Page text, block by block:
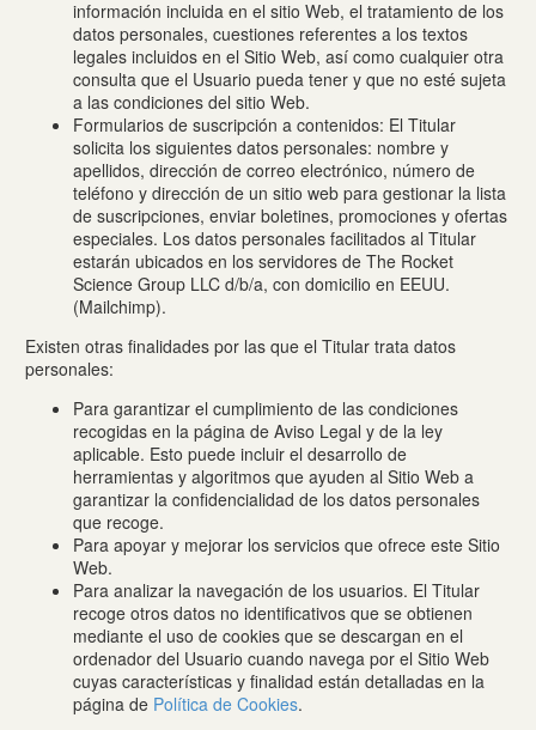
información incluida en el sitio Web, el tratamiento de los
datos personales, cuestiones referentes a los textos
legales incluidos en el Sitio Web, así como cualquier otra
consulta que el Usuario pueda tener y que no esté sujeta
a las condiciones del sitio Web.
Formularios de suscripción a contenidos: El Titular
solicita los siguientes datos personales: nombre y
apellidos, dirección de correo electrónico, número de
teléfono y dirección de un sitio web para gestionar la lista
de suscripciones, enviar boletines, promociones y ofertas
especiales. Los datos personales facilitados al Titular
estarán ubicados en los servidores de The Rocket
Science Group LLC d/b/a, con domicilio en EEUU.
(Mailchimp).
Existen otras finalidades por las que el Titular trata datos
personales:
Para garantizar el cumplimiento de las condiciones
recogidas en la página de Aviso Legal y de la ley
aplicable. Esto puede incluir el desarrollo de
herramientas y algoritmos que ayuden al Sitio Web a
garantizar la confidencialidad de los datos personales
que recoge.
Para apoyar y mejorar los servicios que ofrece este Sitio
Web.
Para analizar la navegación de los usuarios. El Titular
recoge otros datos no identificativos que se obtienen
mediante el uso de cookies que se descargan en el
ordenador del Usuario cuando navega por el Sitio Web
cuyas características y finalidad están detalladas en la
página de Política de Cookies.